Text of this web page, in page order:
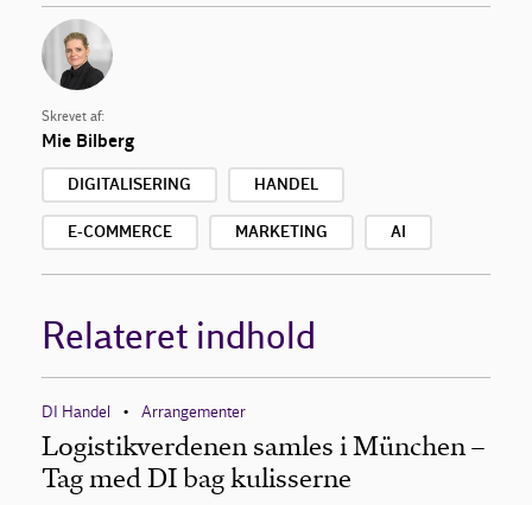
Skrevet af:
Mie Bilberg
DIGITALISERING HANDEL
E-COMMERCE MARKETING AI
Relateret indhold
DI Handel • Arrangementer
Logistikverdenen samles i München –
Tag med DI bag kulisserne